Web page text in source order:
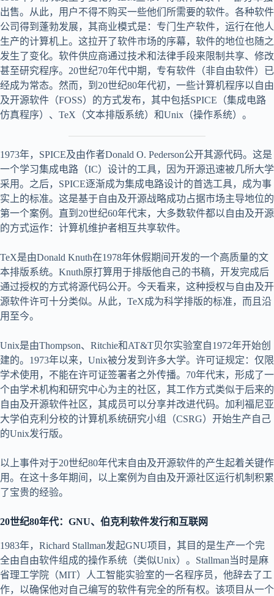
出售。从此，用户不得不购买一些他们所需要的软件。各种软件
公司得到蓬勃发展，其商业模式是：专门生产软件，运行在他人
生产的计算机上。这拉开了软件市场的序幕，软件的地位也随之
发生了变化。软件供应商通过技术和法律手段来限制共享、修改
甚至研究程序。20世纪70年代中期，专有软件（非自由软件）已
经成为常态。然而，到20世纪80年代初，一些计算机程序以自由
及开源软件（FOSS）的方式发布，其中包括SPICE（集成电路
仿真程序）、TeX（文本排版系统）和Unix（操作系统）。
1973年，SPICE及由作者Donald O. Pederson公开其源代码。这是
一个学习集成电路（IC）设计的工具，因为开源迅速被几所大学
采用。之后，SPICE逐渐成为集成电路设计的首选工具，成为事
实上的标准。这是基于自由及开源战略成功占据市场主导地位的
第一个案例。直到20世纪60年代末，大多数软件都以自由及开源
的方式运作：计算机维护者相互共享软件。
TeX是由Donald Knuth在1978年休假期间开发的一个高质量的文
本排版系统。Knuth原打算用于排版他自己的书稿，开发完成后
通过授权的方式将源代码公开。今天看来，这种授权与自由及开
源软件许可十分类似。从此，TeX成为科学排版的标准，而且沿
用至今。
Unix是由Thompson、Ritchie和AT&T贝尔实验室自1972年开始创
建的。1973年以来，Unix被分发到许多大学。许可证规定：仅限
学术使用，不能在许可证签署者之外传播。70年代末，形成了一
个由学术机构和研究中心为主的社区，其工作方式类似于后来的
自由及开源软件社区，其成员可以分享并改进代码。加利福尼亚
大学伯克利分校的计算机系统研究小组（CSRG）开始生产自己
的Unix发行版。
以上事件对于20世纪80年代末自由及开源软件的产生起着关键作
用。在这十多年期间，以上案例为自由及开源社区运行机制积累
了宝贵的经验。
20世纪80年代： GNU、伯克利软件发行和互联网
1983年，Richard Stallman发起GNU项目，其目的是生产一个完
全由自由软件组成的操作系统（类似Unix）。Stallman当时是麻
省理工学院（MIT）人工智能实验室的一名程序员，他辞去了工
作，以确保他对自己编写的软件有完全的所有权。该项目从一个